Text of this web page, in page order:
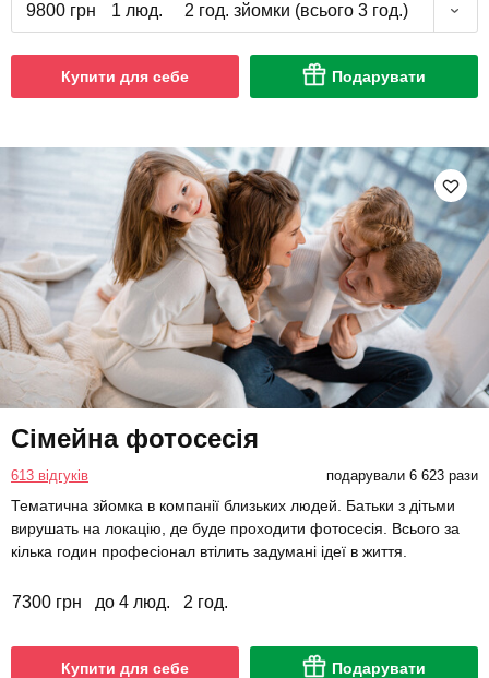
9800 грн 1 люд. 2 год. зйомки (всього 3 год.)
Купити для себе Подарувати
Сімейна фотосесія
613 відгуків подарували 6 623 рази
Тематична зйомка в компанії близьких людей. Батьки з дітьми
вирушать на локацію, де буде проходити фотосесія. Всього за
кілька годин професіонал втілить задумані ідеї в життя.
7300 грн до 4 люд. 2 год.
Купити для себе Подарувати